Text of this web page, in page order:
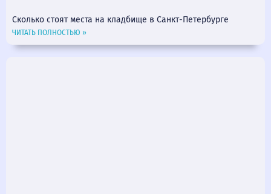
Сколько стоят места на кладбище в Санкт-Петербурге
ЧИТАТЬ ПОЛНОСТЬЮ »